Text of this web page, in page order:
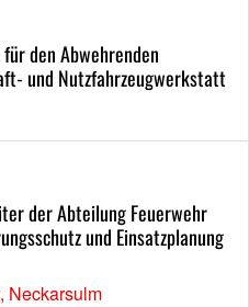
den Abwehrenden
und Nutzfahrzeugwerkstatt
der Abteilung Feuerwehr
und Einsatzplanung
Neckarsulm